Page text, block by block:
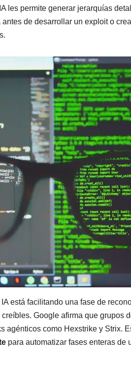
les permite generar jerarquías
de desarrollar un exploit o
está facilitando una fase de
Google afirma que grupos
agénticos como Hexstrike y Strix.
para automatizar fases enteras de